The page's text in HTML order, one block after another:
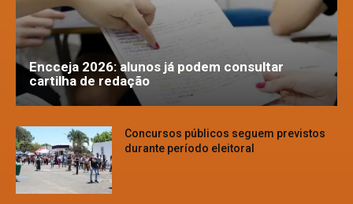
Encceja 2026: alunos já podem consultar
cartilha de redação
Concursos públicos seguem previstos
durante período eleitoral